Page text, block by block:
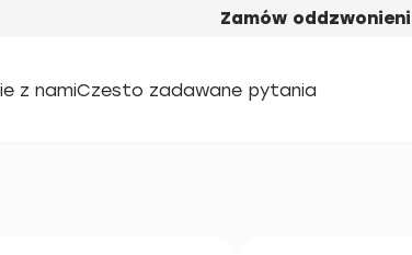
Zamów
z namiCzesto zadawane pytania